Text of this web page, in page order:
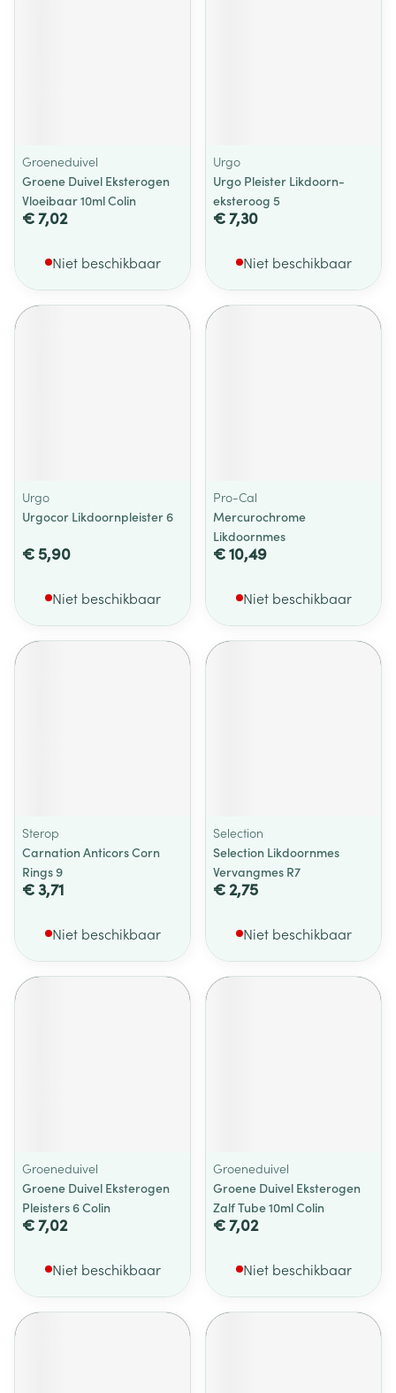
Groeneduivel
Groene Duivel Eksterogen
Vloeibaar 10ml Colin
€ 7,02
Niet beschikbaar
Urgo
Urgo Pleister Likdoorn-
eksteroog 5
€ 7,30
Niet beschikbaar
Urgo
Urgocor Likdoornpleister 6
€ 5,90
Niet beschikbaar
Pro-Cal
Mercurochrome
Likdoornmes
€ 10,49
Niet beschikbaar
Sterop
Carnation Anticors Corn
Rings 9
€ 3,71
Niet beschikbaar
Selection
Selection Likdoornmes
Vervangmes R7
€ 2,75
Niet beschikbaar
Groeneduivel
Groene Duivel Eksterogen
Pleisters 6 Colin
€ 7,02
Niet beschikbaar
Groeneduivel
Groene Duivel Eksterogen
Zalf Tube 10ml Colin
€ 7,02
Niet beschikbaar